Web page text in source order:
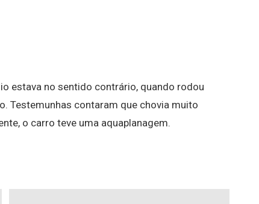
estava no sentido contrário, quando rodou
Testemunhas contaram que chovia muito
o carro teve uma aquaplanagem.